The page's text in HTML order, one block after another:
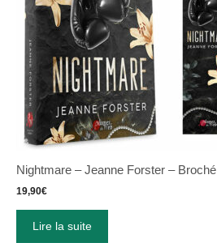
Nightmare – Jeanne Forster – Broché
19,90€
Lire la suite